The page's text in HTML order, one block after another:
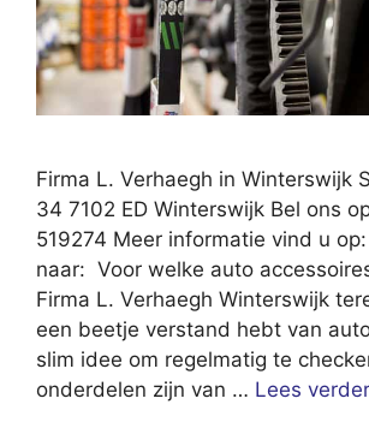
Firma L. Verhaegh in Winterswijk
34 7102 ED Winterswijk Bel ons
519274 Meer informatie vind u
naar: Voor welke auto
Firma L. Verhaegh Winterswijk
een beetje verstand hebt van
slim idee om regelmatig te
onderdelen zijn van … Lees verder